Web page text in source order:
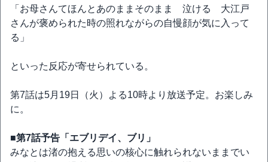
「お母さんてほんとあのままそのまま 泣ける 大江戸
さんが褒められた時の照れながらの自慢顔が気に入って
る」
といった反応が寄せられている。
第7話は5月19日（火）よる10時より放送予定。お楽しみ
に。
■第7話予告「エブリデイ、ブリ」
みなとは渚の抱える思いの核心に触れられないままでい